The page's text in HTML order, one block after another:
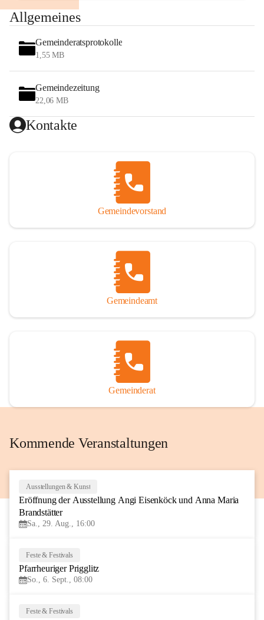
Allgemeines
Gemeinderatsprotokolle
1,55 MB
Gemeindezeitung
22,06 MB
Kontakte
Gemeindevorstand
Gemeindeamt
Gemeinderat
Kommende Veranstaltungen
AUG
Ausstellungen & Kunst
Eröffnung der Ausstellung Angi Eisenköck und Anna Maria
Brandstätter
Sa., 29. Aug., 16:00
Feste & Festivals
Pfarrheuriger Prigglitz
So., 6. Sept., 08:00
Feste & Festivals